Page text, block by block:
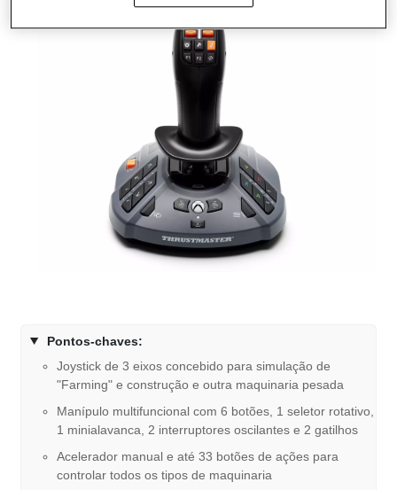
Pontos-chaves:
Joystick de 3 eixos concebido para simulação de
"Farming" e construção e outra maquinaria pesada
Manípulo multifuncional com 6 botões, 1 seletor rotativo,
1 minialavanca, 2 interruptores oscilantes e 2 gatilhos
Acelerador manual e até 33 botões de ações para
controlar todos os tipos de maquinaria